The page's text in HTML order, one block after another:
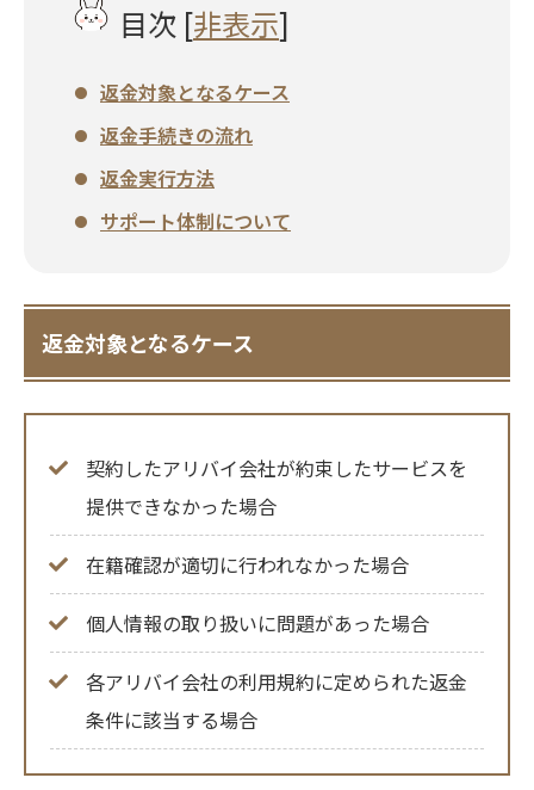
目次 [非表示]
返金対象となるケース
返金手続きの流れ
返金実行方法
サポート体制について
返金対象となるケース
契約したアリバイ会社が約束したサービスを
提供できなかった場合
在籍確認が適切に行われなかった場合
個人情報の取り扱いに問題があった場合
各アリバイ会社の利用規約に定められた返金
条件に該当する場合